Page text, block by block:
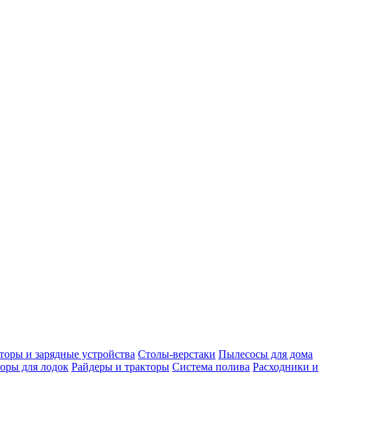
и зарядные устройства Столы-верстаки Пылесосы для дома
для лодок Райдеры и тракторы Система полива Расходники и